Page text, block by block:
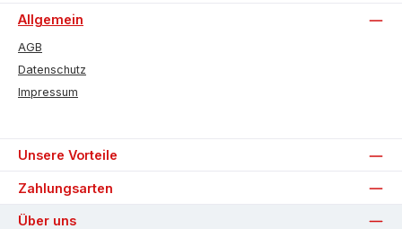
Allgemein
AGB
Datenschutz
Impressum
Unsere Vorteile
Zahlungsarten
Über uns